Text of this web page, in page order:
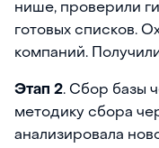
нише, проверили
готовых списков.
компаний.
Этап 2. Сбор базы
методику сбора
анализировала